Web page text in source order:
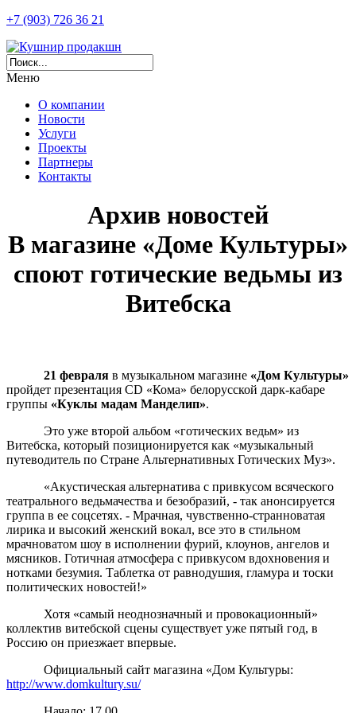
+7 (903) 726 36 21
Меню
О компании
Новости
Услуги
Проекты
Партнеры
Контакты
Архив новостей
В магазине «Доме Культуры»
споют готические ведьмы из
Витебска
21 февраля в музыкальном магазине «Дом Культуры»
пройдет презентация CD «Кома» белорусской дарк-кабаре
группы «Куклы мадам Манделип».
Это уже второй альбом «готических ведьм» из
Витебска, который позиционируется как «музыкальный
путеводитель по Стране Альтернативных Готических Муз».
«Акустическая альтернатива с привкусом всяческого
театрального ведьмачества и безобразий, - так анонсируется
группа в ее соцсетях. - Мрачная, чувственно-странноватая
лирика и высокий женский вокал, все это в стильном
мрачноватом шоу в исполнении фурий, клоунов, ангелов и
мясников. Готичная атмосфера с привкусом вдохновения и
нотками безумия. Таблетка от равнодушия, гламура и тоски
политических новостей!»
Хотя «самый неоднозначный и провокационный»
коллектив витебской сцены существует уже пятый год, в
Россию он приезжает впервые.
Официальный сайт магазина «Дом Культуры:
http://www.domkultury.su/